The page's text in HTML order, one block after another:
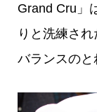
Grand Cru」
りと洗練さ
バランスのと